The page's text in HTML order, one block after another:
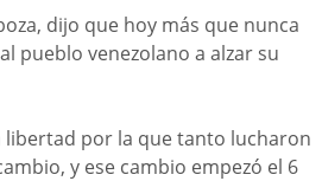
dijo que hoy más que nunca
pueblo venezolano a alzar su
libertad por la que tanto lucharon
y ese cambio empezó el 6